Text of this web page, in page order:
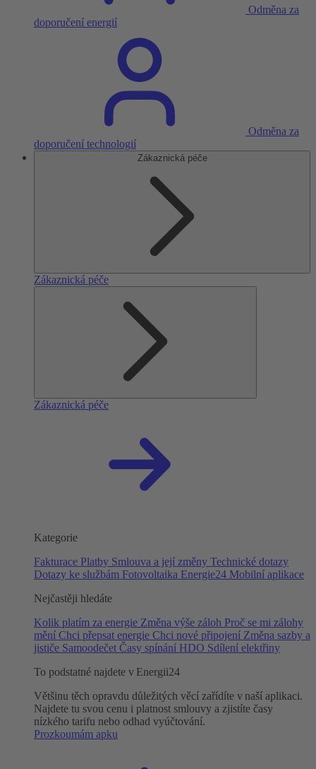
Odměna za
doporučení energií
Odměna za
doporučení technologií
Zákaznická péče
Zákaznická péče
Zákaznická péče
Kategorie
Fakturace Platby Smlouva a její změny Technické dotazy
Dotazy ke službám Fotovoltaika Energie24 Mobilní aplikace
Nejčastěji hledáte
Kolik platím za energie Změna výše záloh Proč se mi zálohy
mění Chci přepsat energie Chci nové připojení Změna sazby a
jističe Samoodečet Časy spínání HDO Sdílení elektřiny
To podstatné najdete v Energii24
Většinu těch opravdu důležitých věcí zařídíte v naší aplikaci.
Najdete tu svou cenu i platnost smlouvy a zjistíte časy
nízkého tarifu nebo odhad vyúčtování.
Prozkoumám apku